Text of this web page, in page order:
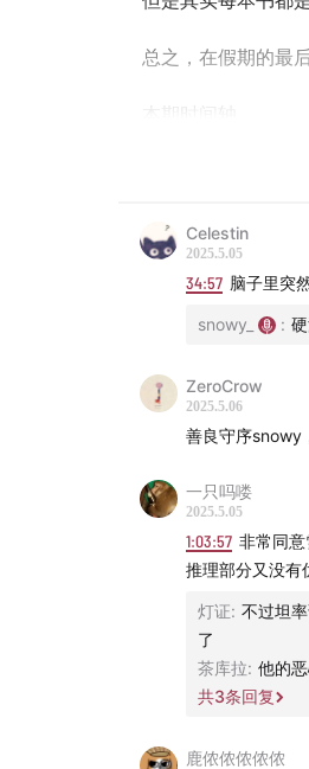
总之，在假期的最
本期时间轴
6:09 逸木裕《如果
南海游《永
白井智之《
66:06 潮谷验《伯爵
Celestin
2025.5.05
34:57 脑子里突
snowy_ :
ZeroCrow
2025.5.06
善良守序snowy
一只吗喽
2025.5.05
1:03:57 非常同
推理部分又没有
灯证: 不过坦
了
茶库拉: 他的
共3条回复
鹿侬侬侬侬侬